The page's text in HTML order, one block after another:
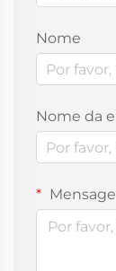
Nome
Nome da